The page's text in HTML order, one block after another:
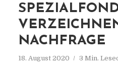
NACHFRAGE
18. August 2020 3 Min.